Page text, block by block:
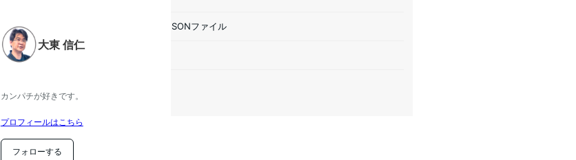
大東 信仁
カンパチが好きです。
プロフィールはこちら
フォローする
ジェネレーターでコンパイルした JSONファイル
補足情報